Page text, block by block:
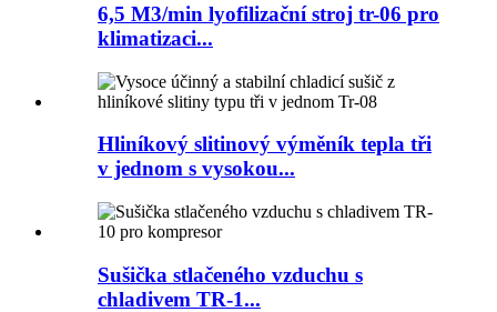
6,5 M3/min lyofilizační stroj tr-06 pro
klimatizaci...
Hliníkový slitinový výměník tepla tři
v jednom s vysokou...
Sušička stlačeného vzduchu s
chladivem TR-1...